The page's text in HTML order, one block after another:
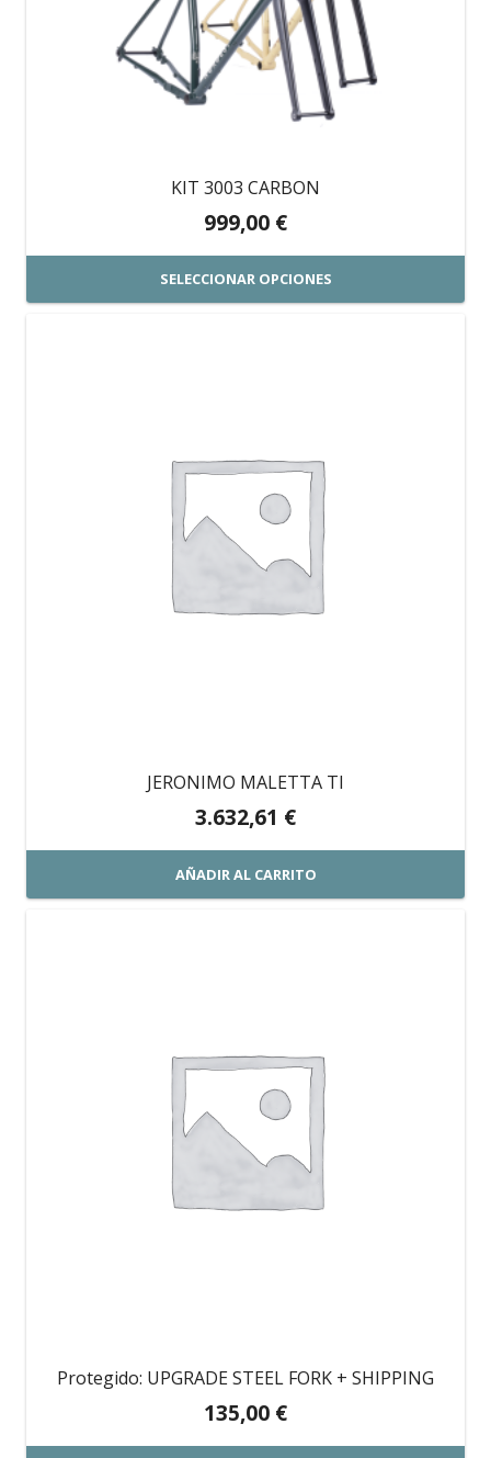
KIT 3003 CARBON
999,00 €
SELECCIONAR OPCIONES
Las
opciones
pueden
JERONIMO MALETTA TI
3.632,61 €
AÑADIR AL CARRITO
Protegido: UPGRADE STEEL FORK + SHIPPING
135,00 €